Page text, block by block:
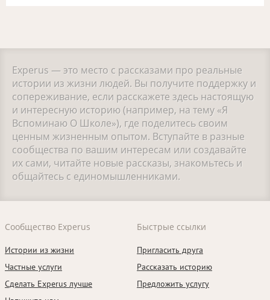
Experus — это место с рассказами про реальные
истории из жизни людей. Вы получите поддержку и
сопереживание, если расскажете здесь настоящую
и интересную историю (например, на тему «Я
Вспоминаю О Школе»), где поделитесь своим
ценным жизненным опытом. Вступайте в разные
сообщества по вашим интересам или создавайте
их сами, читайте новые рассказы, знакомьтесь и
общайтесь с единомышленниками.
Сообщество Experus
Истории из жизни
Частные услуги
Сделать Experus лучше
Быстрые ссылки
Пригласить друга
Рассказать историю
Предложить услугу